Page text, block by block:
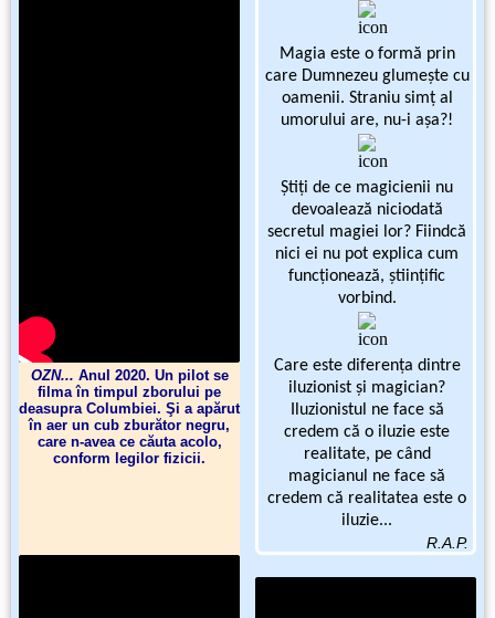
OZN... Anul 2020. Un pilot se
filma în timpul zborului pe
deasupra Columbiei. Şi a apărut
în aer un cub zburător negru,
care n-avea ce căuta acolo,
conform legilor fizicii.
Magia este o formă prin
care Dumnezeu glumeşte cu
oamenii. Straniu simţ al
umorului are, nu-i aşa?!
Ştiţi de ce magicienii nu
devoalează niciodată
secretul magiei lor? Fiindcă
nici ei nu pot explica cum
funcţionează, ştiinţific
vorbind.
Care este diferenţa dintre
iluzionist şi magician?
Iluzionistul ne face să
credem că o iluzie este
realitate, pe când
magicianul ne face să
credem că realitatea este o
iluzie...
R.A.P.